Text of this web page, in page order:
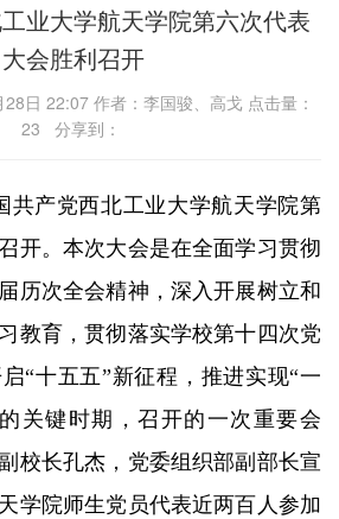
业大学航天学院第六次代表
大会胜利召开
日 22:07 作者：李国骏、高戈 点击量：
23
分享到：
共产党西北工业大学航天学院第
开。本次大会是在全面学习贯彻
历次全会精神，深入开展树立和
教育，贯彻落实学校第十四次党
“十五五”新征程，推进实现“一
关键时期，召开的一次重要会
校长孔杰，党委组织部副部长宣
学院师生党员代表近两百人参加